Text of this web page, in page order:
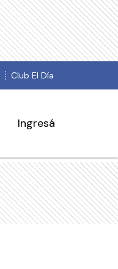
Club El Día
Ingresá